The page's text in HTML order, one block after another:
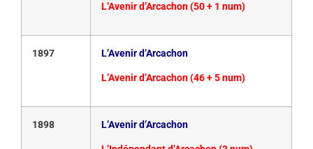
L’Avenir d’Arcachon (50 + 1 num)
1897 L’Avenir d’Arcachon
L’Avenir d’Arcachon (46 + 5 num)
1898 L’Avenir d’Arcachon